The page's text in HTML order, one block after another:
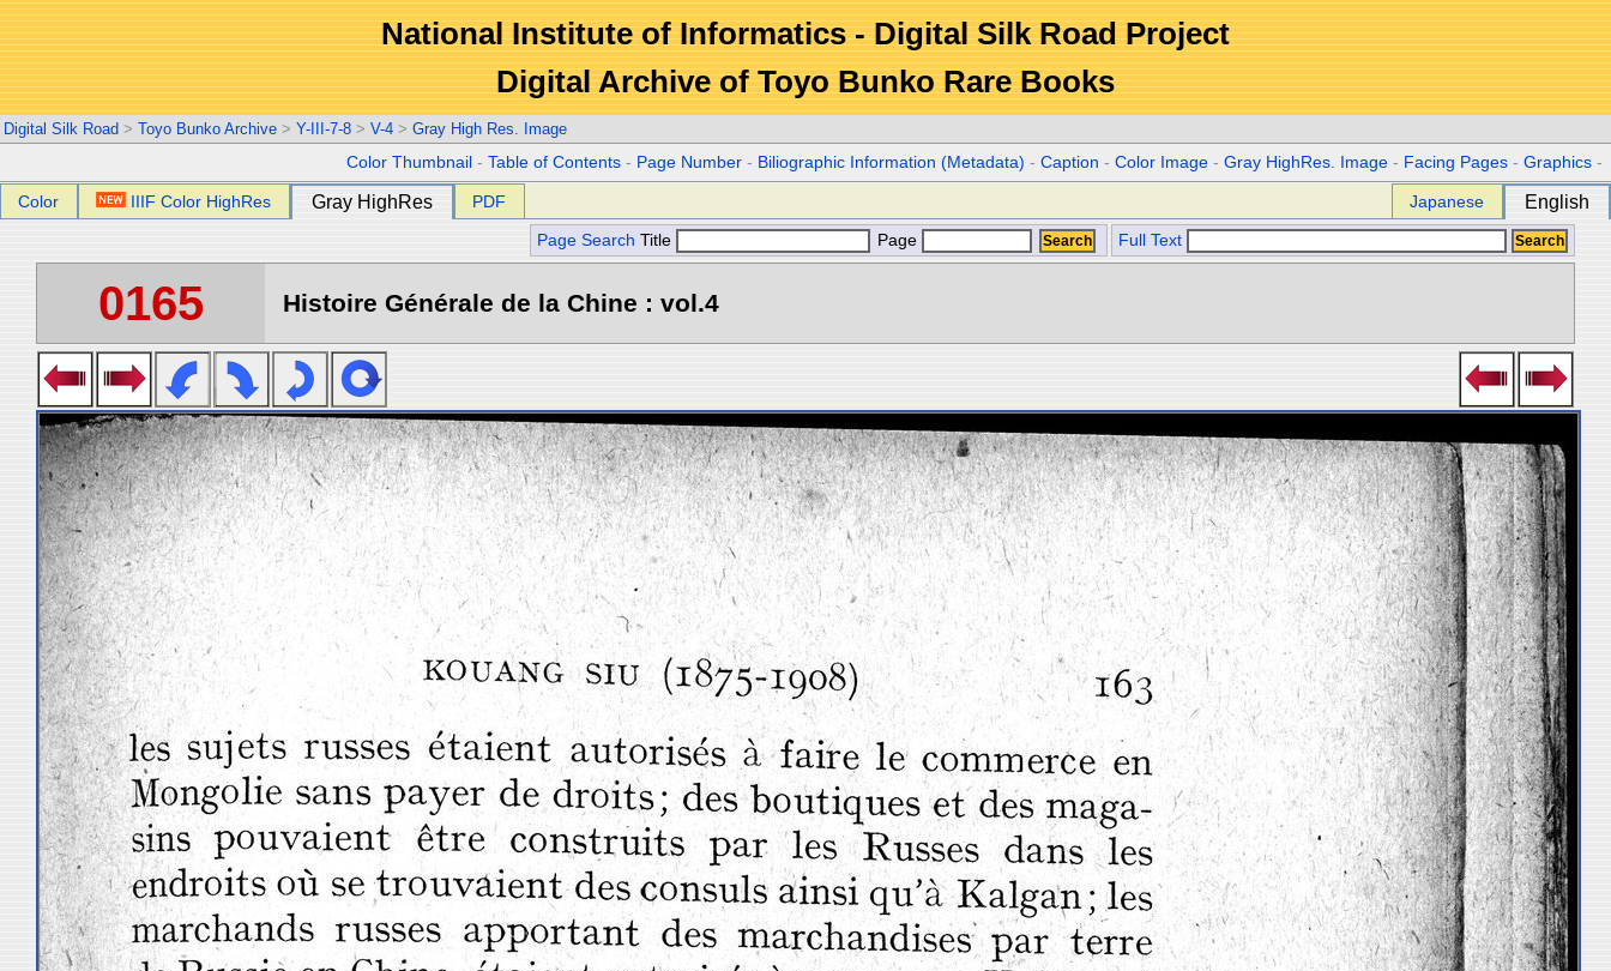
National Institute of Informatics - Digital Silk Road Project
Digital Archive of Toyo Bunko Rare Books
Digital Silk Road > Toyo Bunko Archive > Y-III-7-8 > V-4 > Gray High Res. Image
Color Thumbnail -Table of Contents - Page Number - Biliographic Information (Metadata) -Caption -Color Image -Gray HighRes. Image - Facing Pages -Graphics -
Color IIIF Color HighRes Gray HighRes PDF Japanese English
Page Search Title Page Full Text
0165 Histoire Générale de la Chine : vol.4